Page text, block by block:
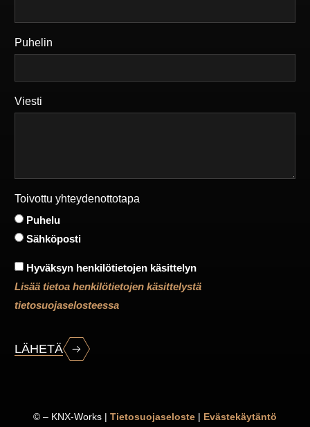
Puhelin
Viesti
Toivottu yhteydenottotapa
Puhelu
Sähköposti
Hyväksyn henkilötietojen käsittelyn
Lisää tietoa henkilötietojen käsittelystä
tietosuojaselosteessa
LÄHETÄ
© – KNX-Works | Tietosuojaseloste | Evästekäytäntö